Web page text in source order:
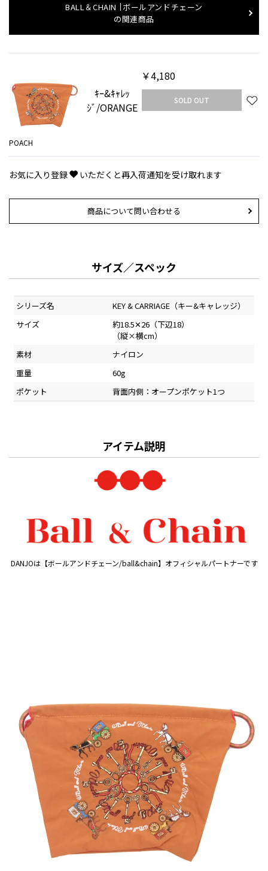
BALL＆CHAIN
ボールアンドチェーン
の関連商品
POACH
￥4,180
ｷｰ&ｷｬﾚｯ
ｼﾞ/ORANGE
SOLD OUT
お気に入り登録 いただくと再入荷通知を受け取れます
商品について問い合わせる
サイズ／スペック
シリーズ名
KEY & CARRIAGE（キー&キャレッジ）
サイズ
約18.5✕26（下辺18）
（縦×横cm）
素材
ナイロン
重量
60g
ポケット
背面内側：オープンポケット1つ
アイテム説明
DANJOは【ボールアンドチェーン/ball&chain】オフィシャルパートナーです